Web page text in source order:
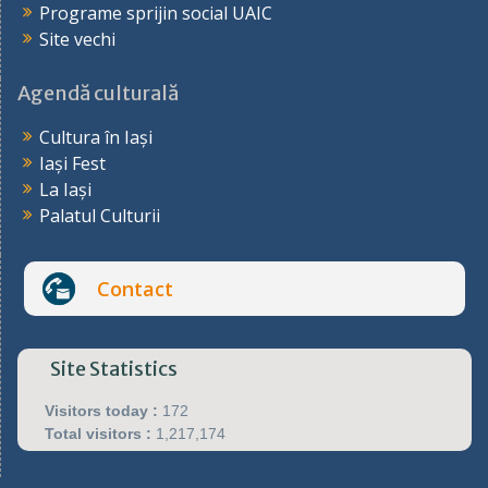
Programe sprijin social UAIC
Site vechi
Agendă culturală
Cultura în Iași
Iași Fest
La Iași
Palatul Culturii
Contact
Site Statistics
Visitors today : 172
Total visitors : 1,217,174